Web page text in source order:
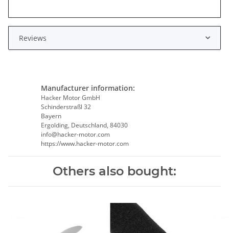
Reviews
Manufacturer information:
Hacker Motor GmbH
Schinderstraßl 32
Bayern
Ergolding, Deutschland, 84030
info@hacker-motor.com
https://www.hacker-motor.com
Others also bought: